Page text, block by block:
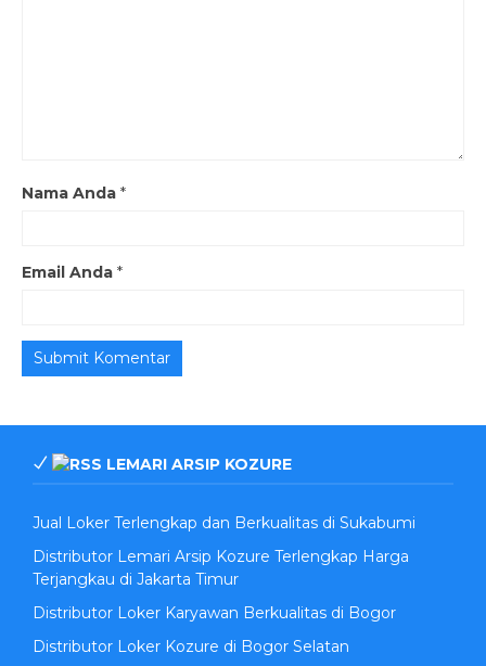
Nama Anda *
Email Anda *
LEMARI ARSIP KOZURE
Jual Loker Terlengkap dan Berkualitas di Sukabumi
Distributor Lemari Arsip Kozure Terlengkap Harga
Terjangkau di Jakarta Timur
Distributor Loker Karyawan Berkualitas di Bogor
Distributor Loker Kozure di Bogor Selatan